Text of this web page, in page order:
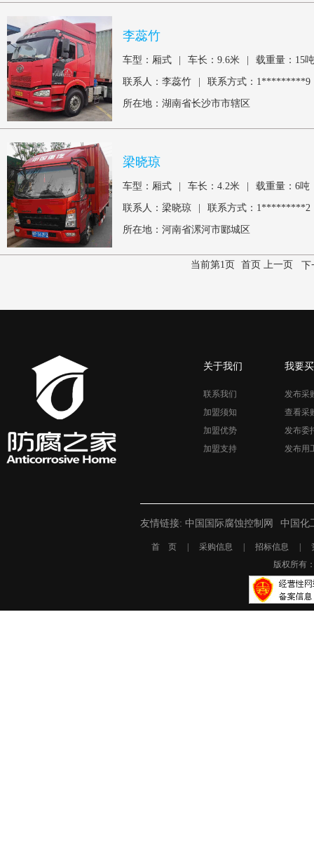
李蕊竹
车型：厢式 车长：9.6米 载重量：15吨
联系人：李蕊竹 联系方式：1*********9
所在地：湖南省长沙市市辖区
梁晓琼
车型：厢式 车长：4.2米 载重量：6吨
联系人：梁晓琼 联系方式：1*********2
所在地：河南省漯河市郾城区
当前第1页 首页 上一页 下
关于我们
联系我们
加盟须知
加盟优势
加盟支持
我要
发布采
查看采
发布委
发布用
友情链接: 中国国际腐蚀控制网 中国化
首 页 | 采购信息 | 招标信息 |
版权所有